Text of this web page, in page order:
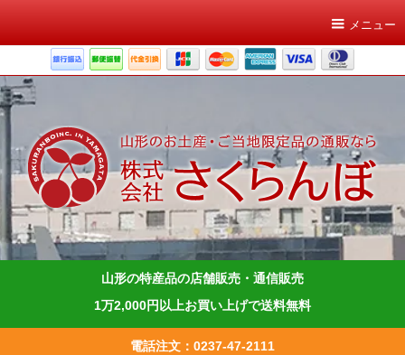
メニュー
山形の特産品の店舗販売・通信販売
1万2,000円以上お買い上げで送料無料
電話注文：0237-47-2111